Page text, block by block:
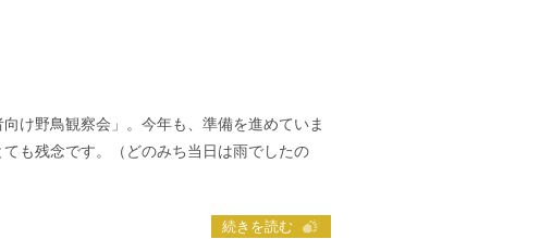
け野鳥観察会」。今年も、準備を進めていま
も残念です。（どのみち当日は雨でしたの
続きを読む